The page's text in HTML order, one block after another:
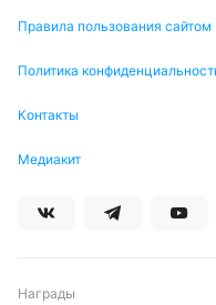
Правила пользования сайтом
Политика
Контакты
Медиакит
Награды